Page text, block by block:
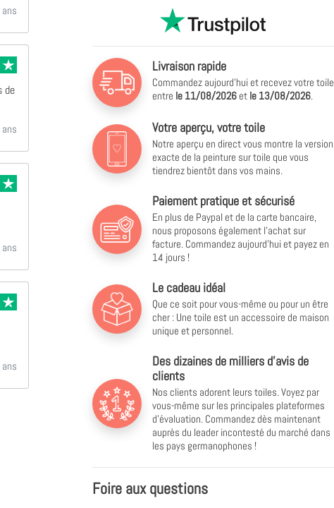
ans
de
ans
ans
ans
Livraison rapide
Commandez aujourd'hui et recevez votre toile
entre le 11/08/2026et le 13/08/2026.
Votre aperçu, votre toile
Notre aperçu en direct vous montre la version
exacte de la peinture sur toile que vous
tiendrez bientôt dans vos mains.
Paiement pratique et sécurisé
En plus de Paypal et de la carte bancaire,
nous proposons également l'achat sur
facture. Commandez aujourd'hui et payez en
14 jours !
Le cadeau idéal
Que ce soit pour vous-même ou pour un être
cher : Une toile est un accessoire de maison
unique et personnel.
Des dizaines de milliers d'avis de
clients
Nos clients adorent leurs toiles. Voyez par
vous-même sur les principales plateformes
d'évaluation. Commandez dès maintenant
auprès du leader incontesté du marché dans
les pays germanophones !
Foire aux questions